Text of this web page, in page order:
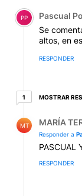
Comentario de
PP Pascual
Se
altos, en
RESPONDER
11 respuesta
MOSTRAR
MT MARÍA
Responder a
PASCUAL
RESPONDER